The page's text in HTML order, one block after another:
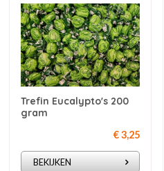
Trefin Eucalypto's 200
gram
€ 3,25
BEKIJKEN